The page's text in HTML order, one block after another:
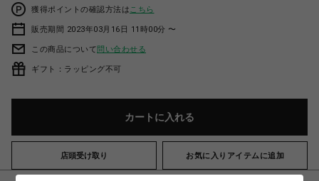
獲得ポイントの確認方法は こちら
販売期間 2023年03月16日 11時00分 〜
この商品について問い合わせる
ギフト：ラッピング不可
カートに入れる
店頭受け取り お気に入りアイテムに追加